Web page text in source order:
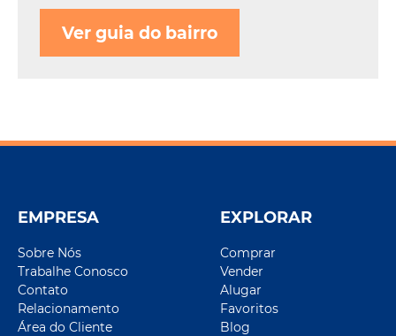
Ver guia do bairro
EMPRESA
Sobre Nós
Trabalhe Conosco
Contato
Relacionamento
Área do Cliente
EXPLORAR
Comprar
Vender
Alugar
Favoritos
Blog